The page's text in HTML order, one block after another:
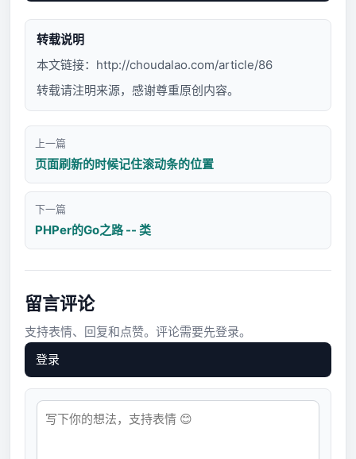
转载说明
本文链接： http://choudalao.com/article/86
转载请注明来源，感谢尊重原创内容。
上一篇
页面刷新的时候记住滚动条的位置
下一篇
PHPer的Go之路 -- 类
留言评论
支持表情、回复和点赞。评论需要先登录。
登录